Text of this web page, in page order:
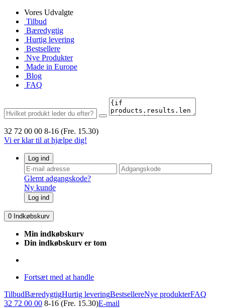
Vores Udvalgte
Tilbud
Bæredygtig
Hurtig levering
Bestsellere
Nye Produkter
Made in Europe
Blog
FAQ
32 72 00 00 8-16 (Fre. 15.30)
Vi er klar til at hjælpe dig!
Log ind
Glemt adgangskode?
Ny kunde
Log ind
0 Indkøbskurv
Min indkøbskurv
Din indkøbskurv er tom
Fortsæt med at handle
TilbudBæredygtigHurtig leveringBestsellereNye produkterFAQ
32 72 00 00 8-16 (Fre. 15.30)E-mail